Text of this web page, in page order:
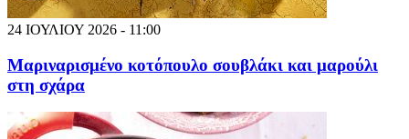
24 ΙΟΥΛΙΟΥ 2026 - 11:00
Μαριναρισμένο κοτόπουλο σουβλάκι και μαρούλι
στη σχάρα